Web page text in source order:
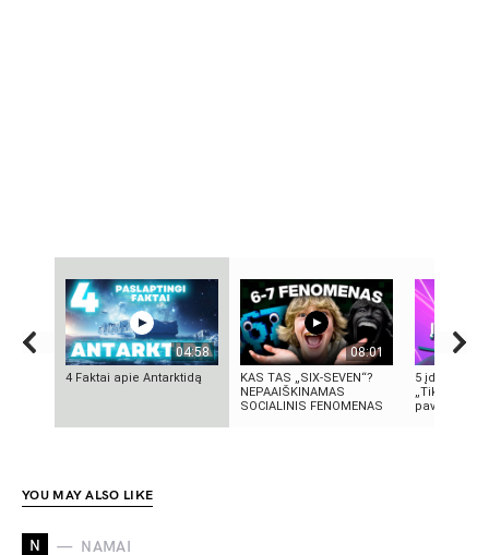
04:58
4 Faktai apie Antarktidą
08:01
KAS TAS „SIX-SEVEN“?
NEPAAIŠKINAMAS
SOCIALINIS FENOMENAS
5 įdomūs
„TikTok“:
YOU MAY ALSO LIKE
N NAMAI